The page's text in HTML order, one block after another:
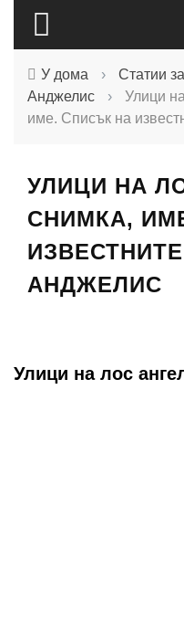
У дома › Статии
Анджелис
›
Улици
име. Списък на
УЛИЦИ НА
СНИМКА,
АНДЖЕЛИС
Улици на лос